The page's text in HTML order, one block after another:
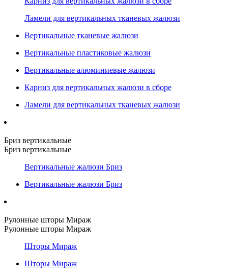
Ламели для вертикальных тканевых жалюзи
Вертикальные тканевые жалюзи
Вертикальные пластиковые жалюзи
Вертикальные алюминиевые жалюзи
Карниз для вертикальных жалюзи в сборе
Ламели для вертикальных тканевых жалюзи
Бриз вертикальные
Бриз вертикальные
Вертикальные жалюзи Бриз
Вертикальные жалюзи Бриз
Рулонные шторы Мираж
Рулонные шторы Мираж
Шторы Мираж
Шторы Мираж